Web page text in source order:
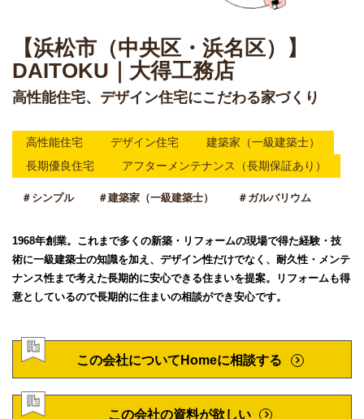
【浜松市（中央区・浜名区）】
DAITOKU｜大得工務店
高性能住宅、デザイン住宅にこだわる家づくり
高性能住宅 デザイン住宅
建築家（一級建築士）
長期優良住宅
アフターメンテナンス（長期保証あり）
＃シンプル ＃建築家（一級建築士） ＃ガルバリウム
1968年創業。これまで多くの新築・リフォームの現場で得た経験・技
術に一級建築士の知識を加え、デザイン性だけでなく、耐久性・メンテ
ナンス性まで考えた長期的に安心できる住まいを提案。リフォームも得
意としているので長期的に住まいの相談ができ安心です。
この会社についてHomeに相談する
この会社の資料が欲しい